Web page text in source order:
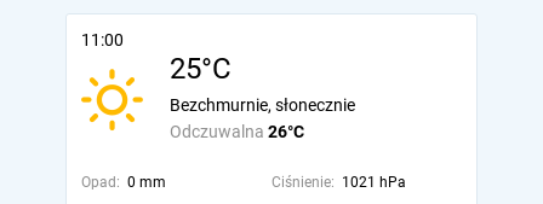
11:00
25°C
Odczuwalna 26°C
Bezchmurnie, słonecznie
Opad: 0 mm Ciśnienie: 1021 hPa